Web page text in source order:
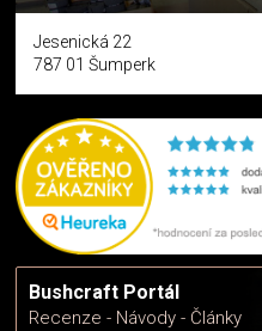
Jesenická 22
787 01 Šumperk
Bushcraft Portál
Recenze - Návody - Články